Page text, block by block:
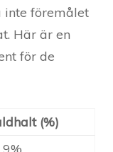
inte föremålet
Här är en
för de
(%)